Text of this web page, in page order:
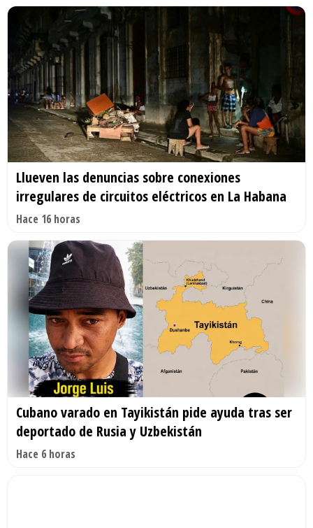
Llueven las denuncias sobre conexiones
irregulares de circuitos eléctricos en La Habana
Hace 16 horas
Cubano varado en Tayikistán pide ayuda tras ser
deportado de Rusia y Uzbekistán
Hace 6 horas